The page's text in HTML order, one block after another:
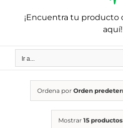
¡Encuentra tu producto
aquí!
Ir a...
Ordena por Orden
Mostrar 15 productos